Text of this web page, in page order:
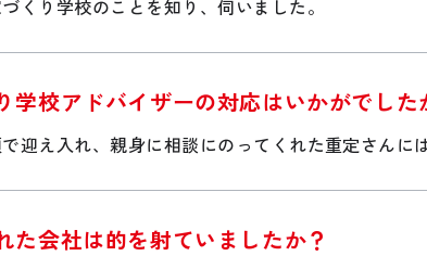
くり学校のことを知り、伺いました。
学校アドバイザーの対応はいかがでした
迎え入れ、親身に相談にのってくれた重定さんに
た会社は的を射ていましたか？